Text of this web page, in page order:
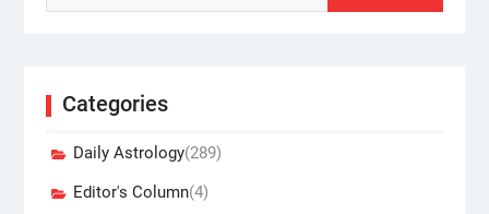
Categories
Daily Astrology(289)
Editor's Column(4)